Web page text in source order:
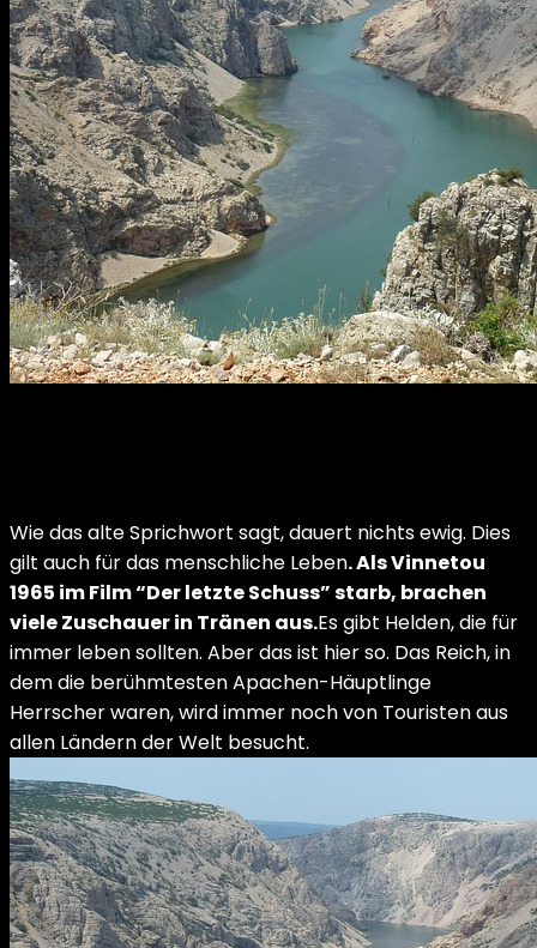
Wie das alte Sprichwort sagt, dauert nichts ewig. Dies
gilt auch für das menschliche Leben. Als Vinnetou
1965 im Film “Der letzte Schuss” starb, brachen
viele Zuschauer in Tränen aus.Es gibt Helden, die für
immer leben sollten. Aber das ist hier so. Das Reich, in
dem die berühmtesten Apachen-Häuptlinge
Herrscher waren, wird immer noch von Touristen aus
allen Ländern der Welt besucht.